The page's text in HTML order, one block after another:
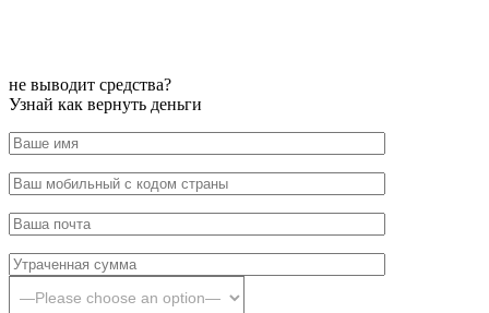
не выводит средства?
Узнай как вернуть деньги